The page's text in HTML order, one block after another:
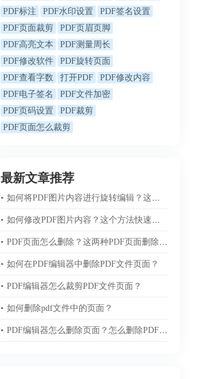
PDF标注
PDF水印设置
PDF签名设置
PDF页面裁剪
PDF页眉页脚
PDF高亮文本
PDF测量周长
PDF修改软件
PDF旋转页面
PDF查看字数
打开PDF
PDF修改内容
PDF电子签名
PDF文件加密
PDF页码设置
PDF裁剪
PDF页面怎么裁剪
最新文章推荐
• 如何将PDF图片内容进行旋转编辑？这三步教你轻松掌握！
• 如何修改PDF图片内容？这个方法快速学会！
• PDF页面怎么删除？这两种PDF页面删除技巧快速搞定！
• 如何在PDF编辑器中删除PDF文件页面？
• PDF编辑器怎么裁剪PDF文件页面？
• 如何删除pdf文件中的页面？
• PDF编辑器怎么删除页面？怎么删除PDF页面？